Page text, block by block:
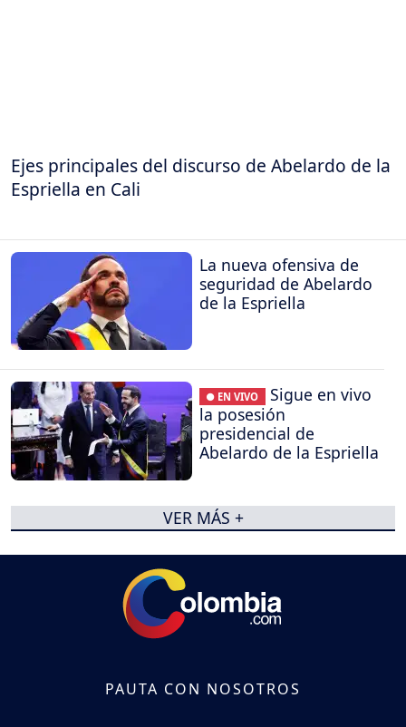
Ejes principales del discurso de Abelardo de la
Espriella en Cali
La nueva ofensiva de
seguridad de Abelardo
de la Espriella
● EN VIVO
Sigue en vivo
la posesión
presidencial de
Abelardo de la Espriella
VER MÁS +
PAUTA CON NOSOTROS